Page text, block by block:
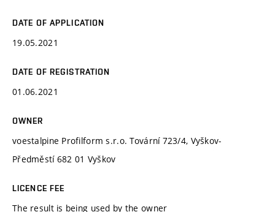
DATE OF APPLICATION
19.05.2021
DATE OF REGISTRATION
01.06.2021
OWNER
voestalpine Profilform s.r.o. Tovární 723/4, Vyškov-
Předměstí 682 01 Vyškov
LICENCE FEE
The result is being used by the owner